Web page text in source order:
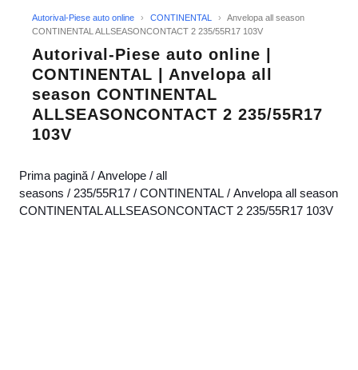
Autorival-Piese auto online › CONTINENTAL ›
Anvelopa all season
CONTINENTAL ALLSEASONCONTACT 2 235/55R17 103V
Autorival-Piese auto online |
CONTINENTAL | Anvelopa all
season CONTINENTAL
ALLSEASONCONTACT 2 235/55R17
103V
Prima pagină / Anvelope / all
seasons / 235/55R17 / CONTINENTAL / Anvelopa all season
CONTINENTAL ALLSEASONCONTACT 2 235/55R17 103V